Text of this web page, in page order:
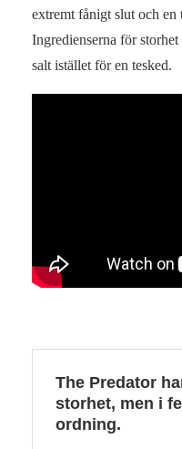
extremt fånigt slut och
Ingredienserna för
salt istället för en tesked.
The Predator
storhet, men i
ordning.